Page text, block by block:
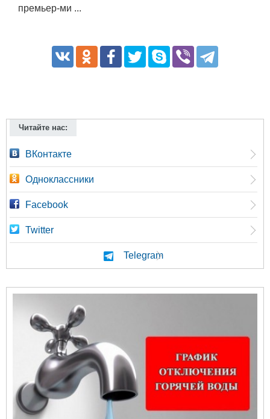
премьер-ми ...
Читайте нас:
ВКонтакте
Одноклассники
Facebook
Twitter
Telegram